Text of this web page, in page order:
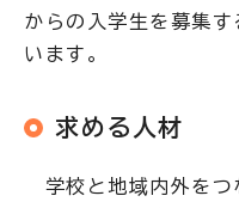
からの入学生を募集
います。
求める人材
学校と地域内外をつ